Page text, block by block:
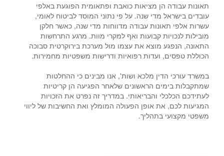
תאונות עבודה הן מציאות כואבת ופתאומית הפוגעת באלפי
עובדים בישראל מדי שנה. על פי נתוני המוסד לביטוח לאומי,
עשרות אלפי תאונות עבודה מדווחות מדי שנה, כאשר חלקן
מובילות לנכויות קבועות ואף למקרי מוות. מרגע התרחשות
התאונה, הנפגע מוצא את עצמו מול מערכת בירוקרטית סבוכה
הכוללת טפסים, ועדות רפואיות ודרישות משפטיות מחמירות.
במשרד עורכי הדין מלכא ושות', אנו מבינים כי ההחלטות
שמתקבלות בימים הראשונים שלאחר הפגיעה הן קריטיות
לעתידכם הכלכלי והבריאותי. במדריך זה נפרט את הזכויות
המגיעות לכם, את אופן הפעולה המומלץ ואת החשיבות של ליווי
משפטי מקצועי בתהליך.